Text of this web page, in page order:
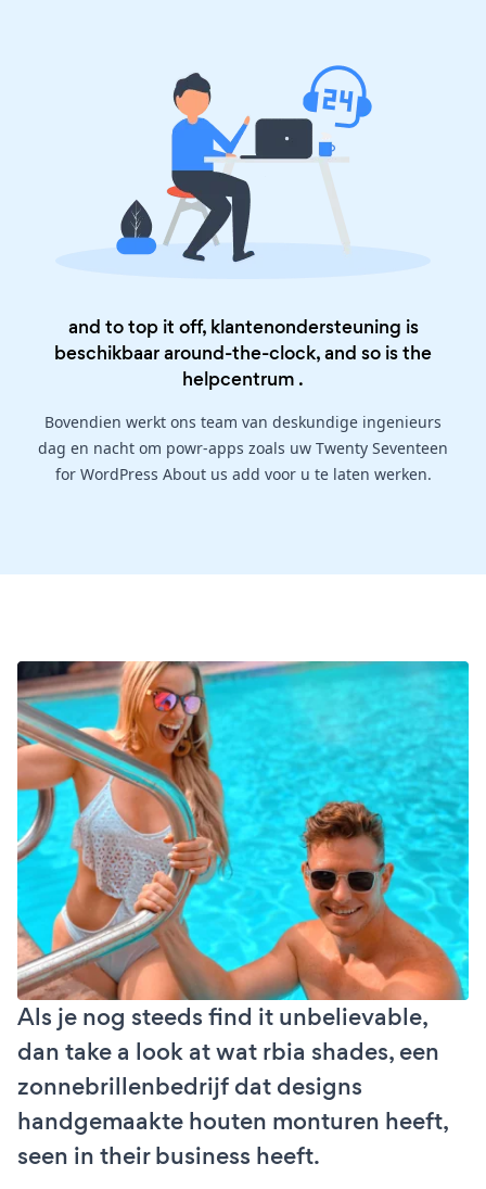
and to top it off, klantenondersteuning is
beschikbaar around-the-clock, and so is the
helpcentrum .
Bovendien werkt ons team van deskundige ingenieurs
dag en nacht om powr-apps zoals uw Twenty Seventeen
for WordPress About us add voor u te laten werken.
Als je nog steeds find it unbelievable,
dan take a look at wat rbia shades, een
zonnebrillenbedrijf dat designs
handgemaakte houten monturen heeft,
seen in their business heeft.